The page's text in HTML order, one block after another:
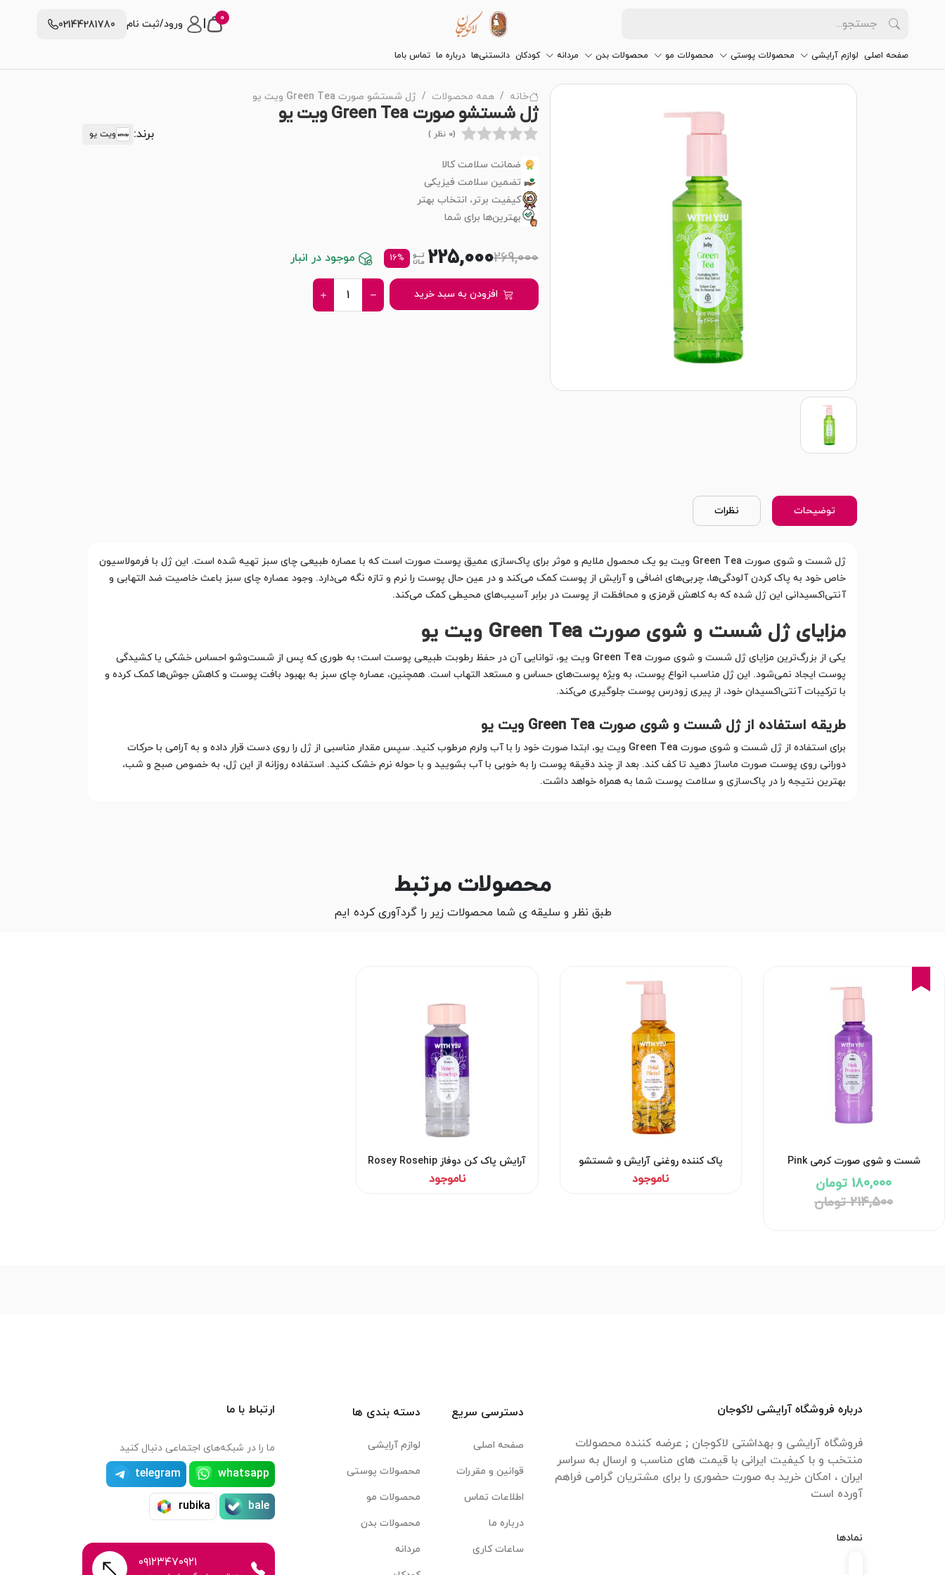
0 ورود/ثبت نام 02144281780
صفحه اصلی لوازم آرایشی محصولات پوستی محصولات مو محصولات بدن مردانه کودکان دانستنی‌ها درباره ما تماس باما
خانه همه محصولات ژل شستشو صورت Green Tea ویت یو
ژل شستشو صورت Green Tea ویت یو
(0 نظر ) برند: ویت یو
ضمانت سلامت کالا
تضمین سلامت فیزیکی
کیفیت برتر، انتخاب بهتر
بهترین‌ها برای شما
269,000
225,000
16% موجود در انبار
افزودن به سبد خرید
توضیحات نظرات
ژل شست و شوی صورت Green Tea ویت یو یک محصول ملایم و موثر برای پاک‌سازی عمیق پوست صورت است که با عصاره طبیعی چای سبز تهیه شده است. این ژل با فرمولاسیون
خاص خود به پاک کردن آلودگی‌ها، چربی‌های اضافی و آرایش از پوست کمک می‌کند و در عین حال پوست را نرم و تازه نگه می‌دارد. وجود عصاره چای سبز باعث خاصیت ضد التهابی و
آنتی‌اکسیدانی این ژل شده که به کاهش قرمزی و محافظت از پوست در برابر آسیب‌های محیطی کمک می‌کند.
مزایای ژل شست و شوی صورت Green Tea ویت یو
یکی از بزرگ‌ترین مزایای ژل شست و شوی صورت Green Tea ویت یو، توانایی آن در حفظ رطوبت طبیعی پوست است؛ به طوری که پس از شست‌وشو احساس خشکی یا کشیدگی
پوست ایجاد نمی‌شود. این ژل مناسب انواع پوست، به ویژه پوست‌های حساس و مستعد التهاب است. همچنین، عصاره چای سبز به بهبود بافت پوست و کاهش جوش‌ها کمک کرده و
با ترکیبات آنتی‌اکسیدان خود، از پیری زودرس پوست جلوگیری می‌کند.
طریقه استفاده از ژل شست و شوی صورت Green Tea ویت یو
برای استفاده از ژل شست و شوی صورت Green Tea ویت یو، ابتدا صورت خود را با آب ولرم مرطوب کنید. سپس مقدار مناسبی از ژل را روی دست قرار داده و به آرامی با حرکات
دورانی روی پوست صورت ماساژ دهید تا کف کند. بعد از چند دقیقه پوست را به خوبی با آب بشویید و با حوله نرم خشک کنید. استفاده روزانه از این ژل، به خصوص صبح و شب،
بهترین نتیجه را در پاک‌سازی و سلامت پوست شما به همراه خواهد داشت.
محصولات مرتبط
طبق نظر و سلیقه ی شما محصولات زیر را گردآوری کرده ایم
شست و شوی صورت کرمی Pink
Peonies ویت یو
180,000 تومان
214,500 تومان
پاک کننده روغنی آرایش و شستشو
صورت پتال بلند Petal Blend ویت یوناموجود
آرایش پاک کن دوفاز Rosey Rosehip
ویت یو
ناموجود
درباره فروشگاه آرایشی لاکوجان
فروشگاه آرایشی و بهداشتی لاکوجان ; عرضه کننده محصولات
منتخب و با کیفیت ایرانی با قیمت های مناسب و ارسال به سراسر
ایران ، امکان خرید به صورت حضوری را برای مشتریان گرامی فراهم
آورده است
نمادها
دسترسی سریع
صفحه اصلی
قوانین و مقررات
اطلاعات تماس
درباره ما
ساعات کاری
دسته بندی ها
لوازم آرایشی
محصولات پوستی
محصولات مو
محصولات بدن
مردانه
ارتباط با ما
ما را در شبکه‌های اجتماعی دنبال کنید
whatsapp
telegram
bale
rubika
۰۹۱۲۳۴۷۰۹۲۱